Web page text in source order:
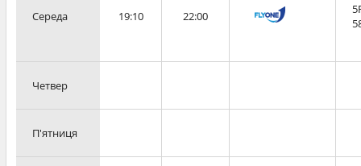
Середа 19:10 22:00
Четвер
П'ятниця